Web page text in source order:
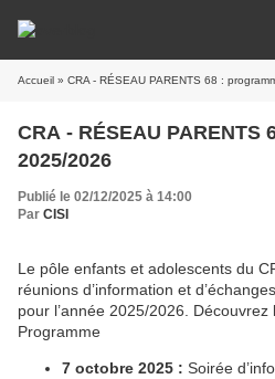
Accueil » CRA - RÉSEAU PARENTS 68 :
CRA - RÉSEAU PARENTS
2025/2026
Publié le 02/12/2025 à 14:00
Par CISI
Le pôle enfants et adolescents du
réunions d’information et
pour l’année 2025/2026. Découvrez
Programme
7 octobre 2025 : Soirée